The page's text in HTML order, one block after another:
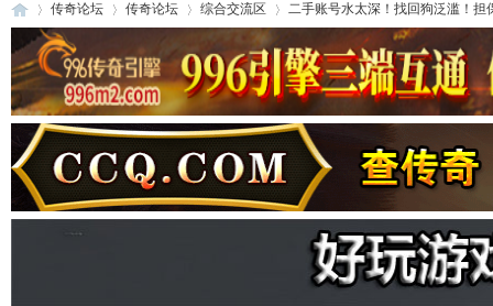
传 »
传奇论坛
›
传奇论坛 综合交流区
›
二手账号水太深！找回狗泛滥！担